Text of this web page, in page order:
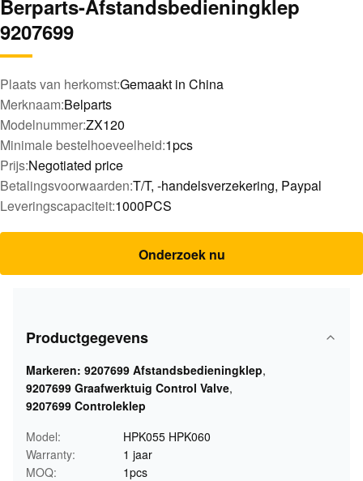
Berparts-Afstandsbedieningklep
9207699
Plaats van herkomst:Gemaakt in China
Merknaam:Belparts
Modelnummer:ZX120
Minimale bestelhoeveelheid:1pcs
Prijs:Negotiated price
Betalingsvoorwaarden:T/T, -handelsverzekering, Paypal
Leveringscapaciteit:1000PCS
Onderzoek nu
Productgegevens
Markeren: 9207699 Afstandsbedieningklep,
9207699 Graafwerktuig Control Valve,
9207699 Controleklep
Model:
HPK055 HPK060
Warranty:
1 jaar
MOQ:
1pcs